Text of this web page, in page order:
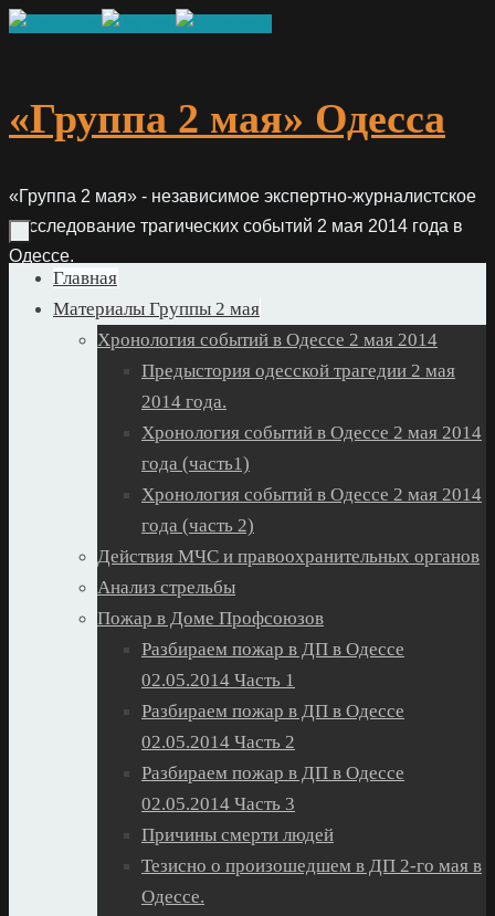
Skip
«Группа 2 мая» Одесса
«Группа 2 мая» - независимое экспертно-журналистское
расследование трагических событий 2 мая 2014 года в
Одессе.
Skip
Главная
Материалы Группы 2 мая
Хронология событий в Одессе 2 мая 2014
Предыстория одесской трагедии 2 мая
2014 года.
Хронология событий в Одессе 2 мая 2014
года (часть1)
Хронология событий в Одессе 2 мая 2014
года (часть 2)
Действия МЧС и правоохранительных органов
Анализ стрельбы
Пожар в Доме Профсоюзов
Разбираем пожар в ДП в Одессе
02.05.2014 Часть 1
Разбираем пожар в ДП в Одессе
02.05.2014 Часть 2
Разбираем пожар в ДП в Одессе
02.05.2014 Часть 3
Причины смерти людей
Тезисно о произошедшем в ДП 2-го мая в
Одессе.